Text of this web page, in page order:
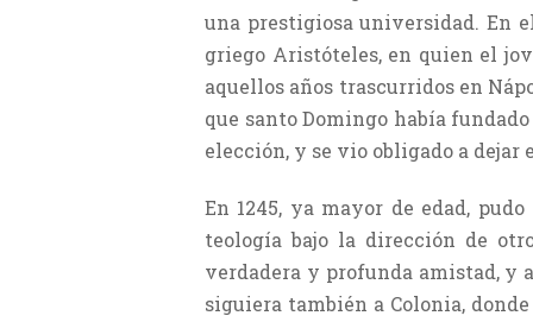
una prestigiosa universidad. En
griego Aristóteles, en quien el
aquellos años trascurridos en
que santo Domingo había
elección, y se vio obligado a
En 1245, ya mayor de edad,
teología bajo la dirección de
verdadera y profunda amistad, y
siguiera también a Colonia,